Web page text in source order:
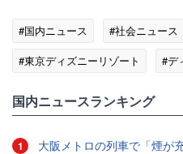
#国内ニュース #社会ニュース
#東京ディズニーリゾート
#デ
国内ニュースランキング
1 大阪メトロの列車で「煙が充